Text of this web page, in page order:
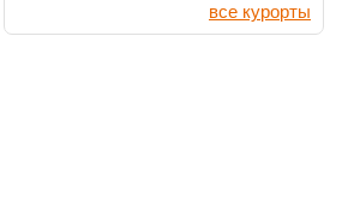
все курорты